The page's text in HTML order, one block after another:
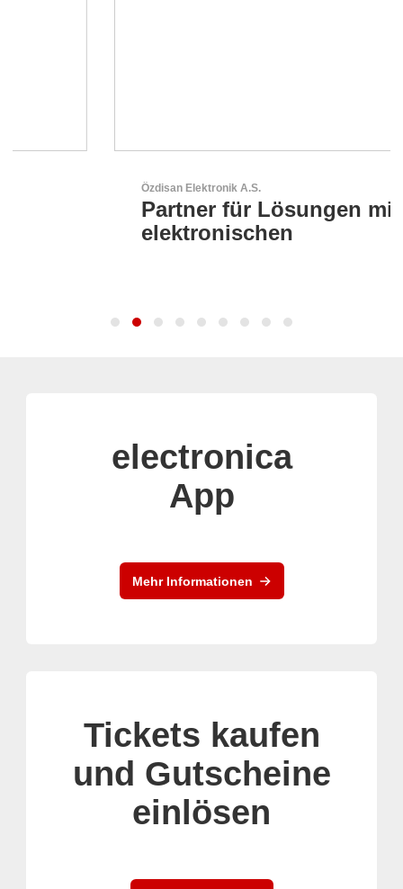
Özdisan Elektronik A.S.
Partner für Lösungen mit
elektronischen
electronica
App
Mehr Informationen
Tickets kaufen
und Gutscheine
einlösen